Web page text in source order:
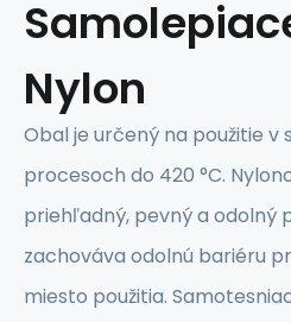
Nylon
Obal je určený na použitie
procesoch do 420 °C.
priehľadný, pevný a odolný
zachováva odolnú bariéru
miesto použitia.